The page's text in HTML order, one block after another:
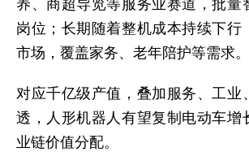
养、商超导览等服务业赛道，批量
岗位；长期随着整机成本持续下行
市场，覆盖家务、老年陪护等需求。
对应千亿级产值，叠加服务、工业
透，人形机器人有望复制电动车增
业链价值分配。